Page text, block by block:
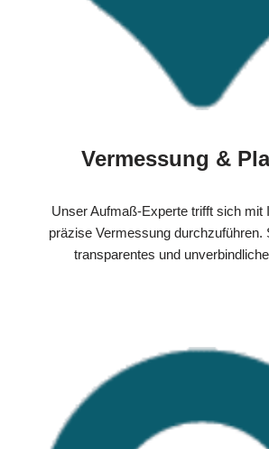
Vermessung &
Unser Aufmaß-Experte trifft sich mit
präzise Vermessung durchzuführen.
transparentes und